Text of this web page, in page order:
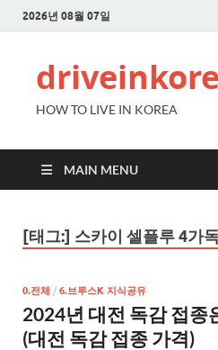
2026년 08월 07일
HOW TO LIVE IN KOREA
MAIN MENU
[태그:] 스카이 셀플루 4가
0.전체 / 6.브루스K 지식공유
2024년 대전 독감 접종
(대전 독감 접종 가격)